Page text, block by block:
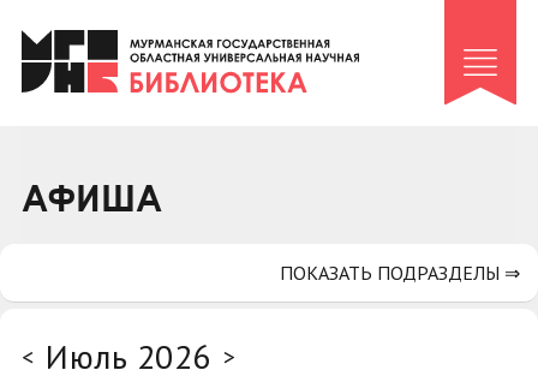
Клуб «Гиря и сельдерей»
Клуб «Семейный архив»
Коллегам
АФИША
< Июль 2026 >
ПОКАЗАТЬ ПОДРАЗДЕЛЫ ⇒